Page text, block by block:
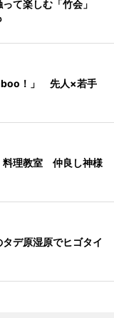
って楽しむ「竹会」
！」 先人×若手
料理教室 仲良し神様
デ原湿原でヒゴタイ